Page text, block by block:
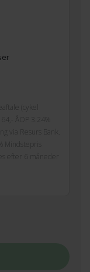
(cykel
ÅOP 3.24%
via Resurs Bank.
efter 6 måneder